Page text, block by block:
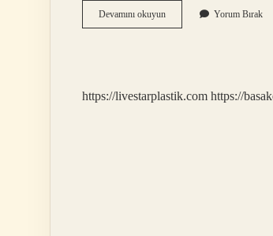
Devamını okuyunBireyselleştirilmiş
Eğitim
Yorum Bırak
https://livestarplastik.com https://